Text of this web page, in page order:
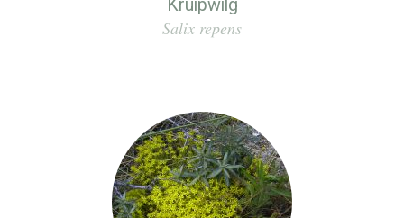
Kruipwilg
Salix repens